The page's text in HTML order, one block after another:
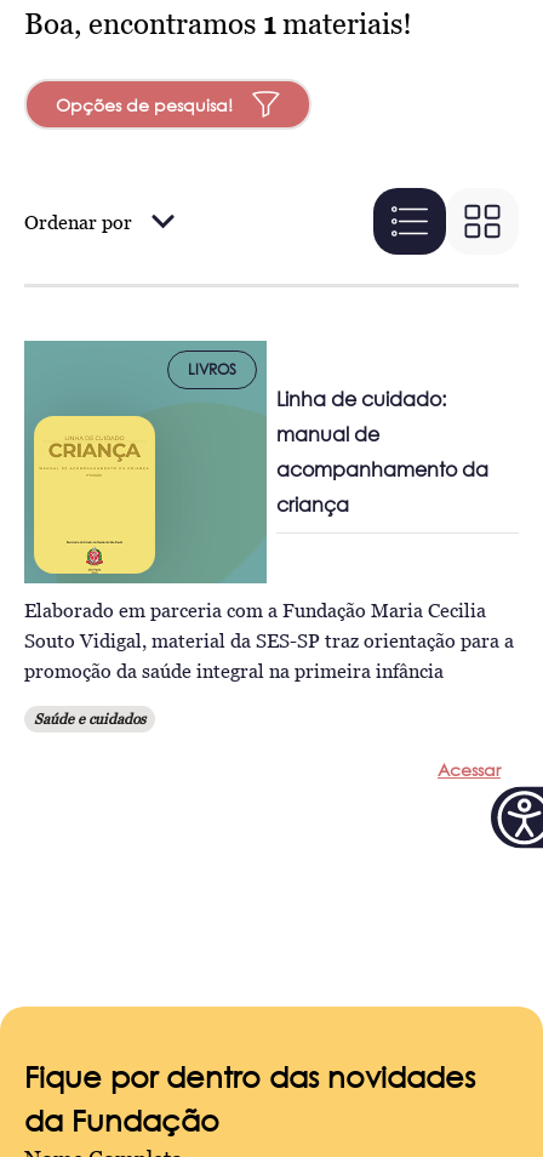
Boa, encontramos 1materiais!
Opções de pesquisa!
Ordenar por
LIVROS
Linha de cuidado:
manual de
acompanhamento da
criança
Elaborado em parceria com a Fundação Maria Cecilia
Souto Vidigal, material da SES-SP traz orientação para a
promoção da saúde integral na primeira infância
Saúde e cuidados
Acessar
Fique por dentro das novidades
da Fundação